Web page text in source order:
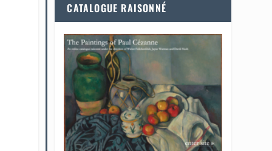
CATALOGUE RAISONNÉ